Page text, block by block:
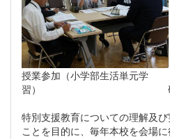
授業参加（小学部生活単元学
習） 研究
特別支援教育についての理解及
ことを目的に、毎年本校を会場に